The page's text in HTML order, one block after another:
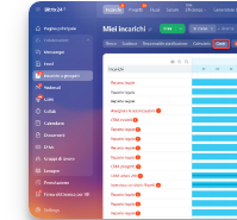
Collab
Calendario
Bitrix24 Drive
Webmail